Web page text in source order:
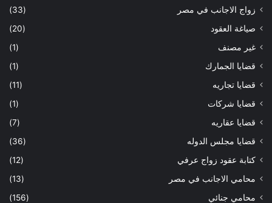
زواج الاجانب في مصر
(33)
صياغة العقود
(20)
غير مصنف
(1)
قضايا الجمارك
(1)
قضايا تجاريه
(11)
قضايا شركات
(1)
قضايا عقاريه
(7)
قضايا مجلس الدوله
(36)
كتابة عقود زواج عرفي
(12)
محامي الاجانب في مصر
(13)
محامي جنائي
(156)